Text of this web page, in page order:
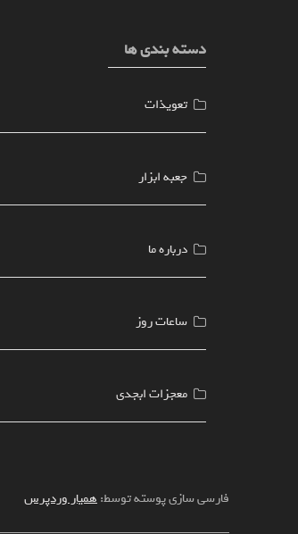
دسته بندی ها
تعویذات
جعبه ابزار
درباره ما
ساعات روز
معجزات ابجدی
فارسی سازی پوسته توسط:همیار وردپرس